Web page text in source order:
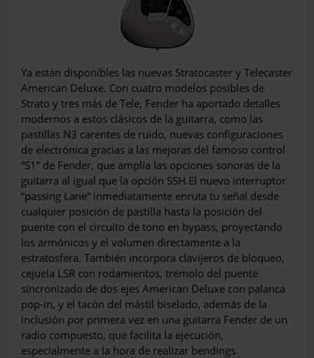
Ya están disponibles las nuevas Stratocaster y Telecaster
American Deluxe. Con cuatro modelos posibles de
Strato y tres más de Tele, Fender ha aportado detalles
modernos a estos clásicos de la guitarra, como las
pastillas N3 carentes de ruido, nuevas configuraciones
de electrónica gracias a las mejoras del famoso control
“S1” de Fender, que amplía las opciones sonoras de la
guitarra al igual que la opción SSH.El nuevo interruptor
“passing Lane” inmediatamente enruta tu señal desde
cualquier posición de pastilla hasta la posición del
puente con el circuito de tono en bypass, proyectando
los armónicos y el volumen directamente a la
estratosfera. También incorpora clavijeros de bloqueo,
cejuela LSR con rodamientos, trémolo del puente
sincronizado de dos ejes American Deluxe con palanca
pop-in, y el tacón del mástil biselado, además de la
inclusión por primera vez en una guitarra Fender de un
radio compuesto, que facilita la ejecución,
especialmente a la hora de realizar bendings.